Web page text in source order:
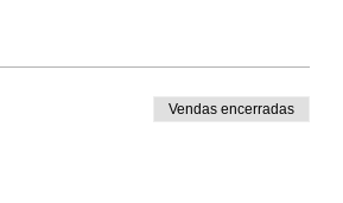
Vendas encerradas